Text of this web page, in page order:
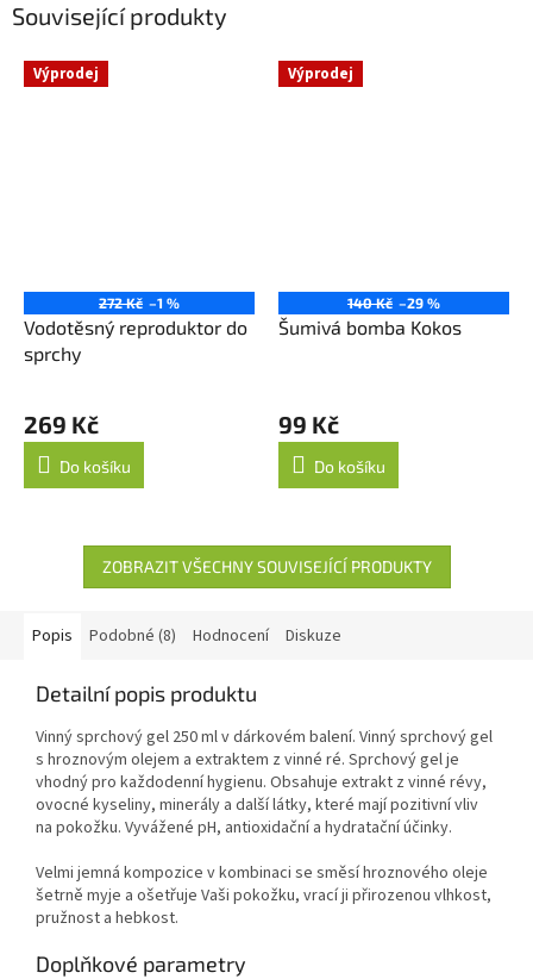
Související produkty
Výprodej
272 Kč –1 %
Vodotěsný reproduktor do
sprchy
269 Kč
Do košíku
Výprodej
140 Kč –29 %
Šumivá bomba Kokos
99 Kč
Do košíku
ZOBRAZIT VŠECHNY SOUVISEJÍCÍ PRODUKTY
Popis Podobné (8) Hodnocení Diskuze
Detailní popis produktu
Vinný sprchový gel 250 ml v dárkovém balení. Vinný sprchový gel
s hroznovým olejem a extraktem z vinné ré. Sprchový gel je
vhodný pro každodenní hygienu. Obsahuje extrakt z vinné révy,
ovocné kyseliny, minerály a další látky, které mají pozitivní vliv
na pokožku. Vyvážené pH, antioxidační a hydratační účinky.
Velmi jemná kompozice v kombinaci se směsí hroznového oleje
šetrně myje a ošetřuje Vaši pokožku, vrací ji přirozenou vlhkost,
pružnost a hebkost.
Doplňkové parametry